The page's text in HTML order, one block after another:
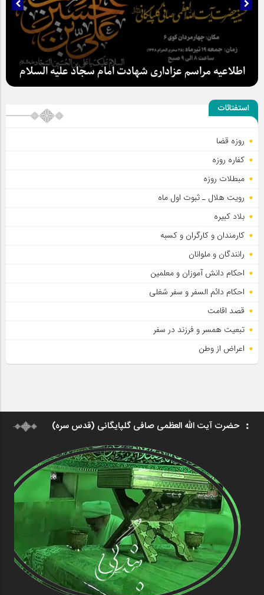
اطلاعیه مراسم عزاداری شهادت امام سجاد علیه السلام
استفتائات
روزه قضا
کفاره روزه
مبطلات روزه
رویت هلال ـ ثبوت اول ماه
بلاد کبیره
کارمندان و کارگران و کسبه
رانندگان و ملوانان
احکام دانش آموزان و معلمین
احکام دائم السفر و سفر شغلی
قصد اقامت
تبعیت همسر و فرزند در سفر
اعراض از وطن
حضرت آیت الله العظمی صافی گلپایگانی (قدس سره)